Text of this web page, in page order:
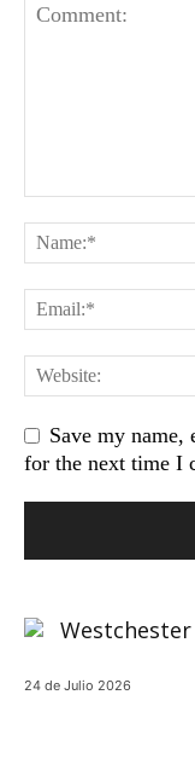
Save my name,
for the next time I
24 de Julio 2026